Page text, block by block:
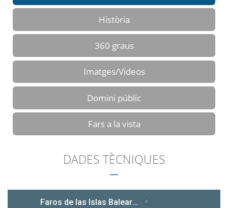
Història
360 graus
Imatges/Videos
Domini públic
Fars a la vista
DADES TÈCNIQUES